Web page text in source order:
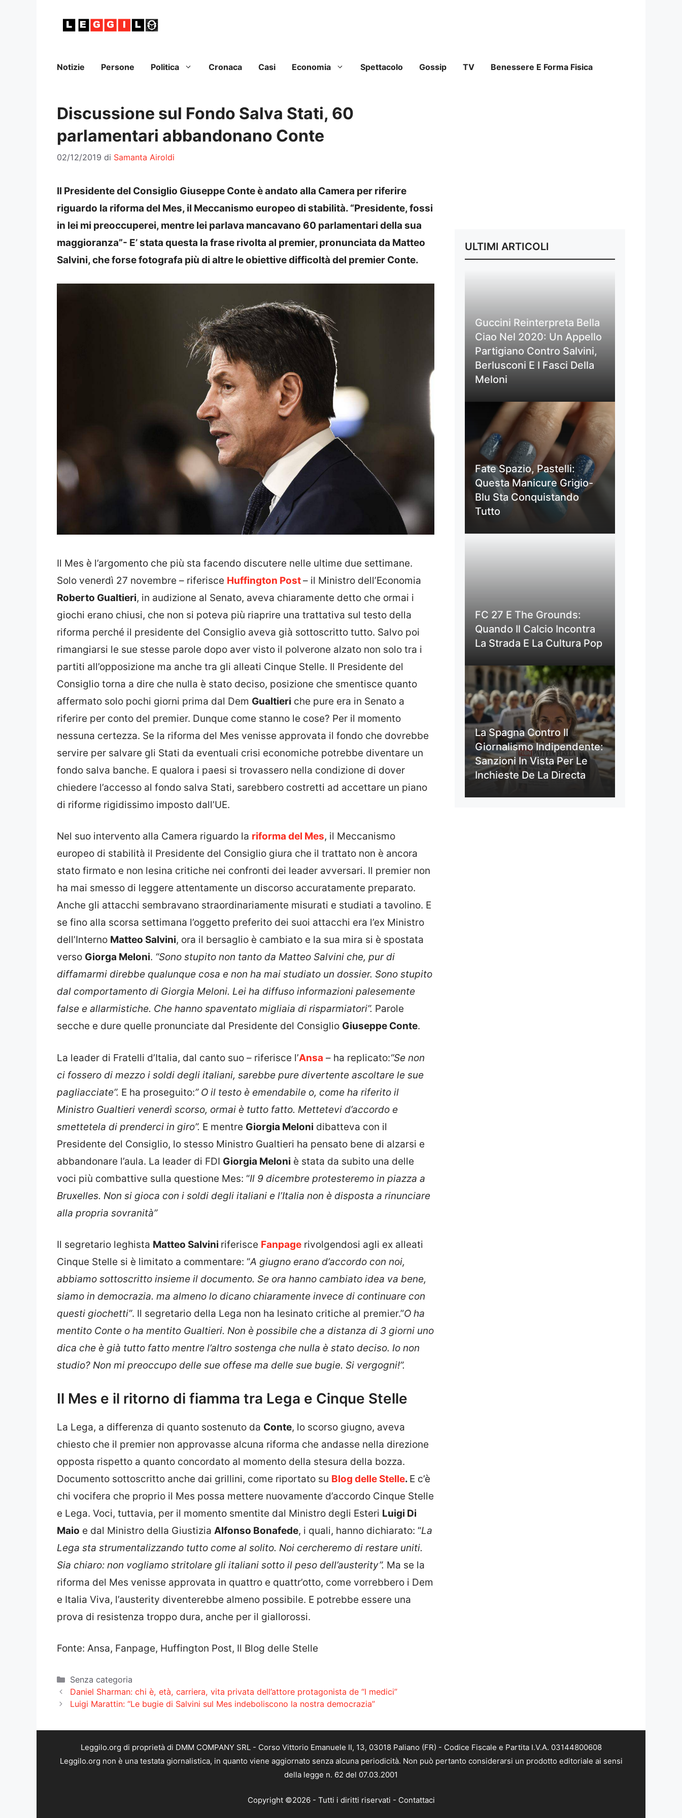
Notizie Persone Politica Cronaca Casi Economia Spettacolo Gossip TV Benessere E Forma Fisica
Discussione sul Fondo Salva Stati, 60
parlamentari abbandonano Conte
02/12/2019 di Samanta Airoldi
Il Presidente del Consiglio Giuseppe Conte è andato alla Camera per riferire
riguardo la riforma del Mes, il Meccanismo europeo di stabilità. “Presidente, fossi
in lei mi preoccuperei, mentre lei parlava mancavano 60 parlamentari della sua
maggioranza”- E’ stata questa la frase rivolta al premier, pronunciata da Matteo
Salvini, che forse fotografa più di altre le obiettive difficoltà del premier Conte.
Il Mes è l’argomento che più sta facendo discutere nelle ultime due settimane.
Solo venerdì 27 novembre – riferisce Huffington Post– il Ministro dell’Economia
Roberto Gualtieri, in audizione al Senato, aveva chiaramente detto che ormai i
giochi erano chiusi, che non si poteva più riaprire una trattativa sul testo della
riforma perché il presidente del Consiglio aveva già sottoscritto tutto. Salvo poi
rimangiarsi le sue stesse parole dopo aver visto il polverone alzato non solo tra i
partiti all’opposizione ma anche tra gli alleati Cinque Stelle. Il Presidente del
Consiglio torna a dire che nulla è stato deciso, posizione che smentisce quanto
affermato solo pochi giorni prima dal Dem Gualtieri che pure era in Senato a
riferire per conto del premier. Dunque come stanno le cose? Per il momento
nessuna certezza. Se la riforma del Mes venisse approvata il fondo che dovrebbe
servire per salvare gli Stati da eventuali crisi economiche potrebbe diventare un
fondo salva banche. E qualora i paesi si trovassero nella condizione di dover
chiedere l’accesso al fondo salva Stati, sarebbero costretti ad accettare un piano
di riforme rigidissimo imposto dall’UE.
Nel suo intervento alla Camera riguardo la riforma del Mes, il Meccanismo
europeo di stabilità il Presidente del Consiglio giura che il trattato non è ancora
stato firmato e non lesina critiche nei confronti dei leader avversari. Il premier non
ha mai smesso di leggere attentamente un discorso accuratamente preparato.
Anche gli attacchi sembravano straordinariamente misurati e studiati a tavolino. E
se fino alla scorsa settimana l’oggetto preferito dei suoi attacchi era l’ex Ministro
dell’Interno Matteo Salvini, ora il bersaglio è cambiato e la sua mira si è spostata
verso Giorga Meloni. “Sono stupito non tanto da Matteo Salvini che, pur di
diffamarmi direbbe qualunque cosa e non ha mai studiato un dossier. Sono stupito
dal comportamento di Giorgia Meloni. Lei ha diffuso informazioni palesemente
false e allarmistiche. Che hanno spaventato migliaia di risparmiatori”. Parole
secche e dure quelle pronunciate dal Presidente del Consiglio Giuseppe Conte.
La leader di Fratelli d’Italia, dal canto suo – riferisce l’Ansa – ha replicato:“Se non
ci fossero di mezzo i soldi degli italiani, sarebbe pure divertente ascoltare le sue
pagliacciate”. E ha proseguito:” O il testo è emendabile o, come ha riferito il
Ministro Gualtieri venerdì scorso, ormai è tutto fatto. Mettetevi d’accordo e
smettetela di prenderci in giro”. E mentre Giorgia Meloni dibatteva con il
Presidente del Consiglio, lo stesso Ministro Gualtieri ha pensato bene di alzarsi e
abbandonare l’aula. La leader di FDI Giorgia Meloni è stata da subito una delle
voci più combattive sulla questione Mes: “Il 9 dicembre protesteremo in piazza a
Bruxelles. Non si gioca con i soldi degli italiani e l’Italia non è disposta a rinunciare
alla propria sovranità”
Il segretario leghista Matteo Salvini riferisce Fanpage rivolgendosi agli ex alleati
Cinque Stelle si è limitato a commentare: “A giugno erano d’accordo con noi,
abbiamo sottoscritto insieme il documento. Se ora hanno cambiato idea va bene,
siamo in democrazia. ma almeno lo dicano chiaramente invece di continuare con
questi giochetti”. Il segretario della Lega non ha lesinato critiche al premier.”O ha
mentito Conte o ha mentito Gualtieri. Non è possibile che a distanza di 3 giorni uno
dica che è già tutto fatto mentre l’altro sostenga che nulla è stato deciso. Io non
studio? Non mi preoccupo delle sue offese ma delle sue bugie. Si vergogni!”.
Il Mes e il ritorno di fiamma tra Lega e Cinque Stelle
La Lega, a differenza di quanto sostenuto da Conte, lo scorso giugno, aveva
chiesto che il premier non approvasse alcuna riforma che andasse nella direzione
opposta rispetto a quanto concordato al momento della stesura della bozza.
Documento sottoscritto anche dai grillini, come riportato su Blog delle Stelle. E c’è
chi vocifera che proprio il Mes possa mettere nuovamente d’accordo Cinque Stelle
e Lega. Voci, tuttavia, per il momento smentite dal Ministro degli Esteri Luigi Di
Maio e dal Ministro della Giustizia Alfonso Bonafede, i quali, hanno dichiarato: “La
Lega sta strumentalizzando tutto come al solito. Noi cercheremo di restare uniti.
Sia chiaro: non vogliamo stritolare gli italiani sotto il peso dell’austerity”. Ma se la
riforma del Mes venisse approvata in quattro e quattr’otto, come vorrebbero i Dem
e Italia Viva, l’austerity diventerebbe almeno possibile. E potrebbe essere una
prova di resistenza troppo dura, anche per il giallorossi.
Fonte: Ansa, Fanpage, Huffington Post, Il Blog delle Stelle
Categorie
Senza categoria
Daniel Sharman: chi è, età, carriera, vita privata dell’attore protagonista de “I medici”
Luigi Marattin: “Le bugie di Salvini sul Mes indeboliscono la nostra democrazia”
ULTIMI ARTICOLI
Guccini Reinterpreta Bella
Ciao Nel 2020: Un Appello
Partigiano Contro Salvini,
Berlusconi E I Fasci Della
Meloni
Fate Spazio, Pastelli:
Questa Manicure Grigio-
Blu Sta Conquistando
Tutto
FC 27 E The Grounds:
Quando Il Calcio Incontra
La Strada E La Cultura Pop
La Spagna Contro Il
Giornalismo Indipendente:
Sanzioni In Vista Per Le
Inchieste De La Directa
Leggilo.org di proprietà di DMM COMPANY SRL - Corso Vittorio Emanuele II, 13, 03018 Paliano (FR) - Codice Fiscale e Partita I.V.A. 03144800608
Leggilo.org non è una testata giornalistica, in quanto viene aggiornato senza alcuna periodicità. Non può pertanto considerarsi un prodotto editoriale ai sensi
della legge n. 62 del 07.03.2001
Copyright ©2026 - Tutti i diritti riservati - Contattaci